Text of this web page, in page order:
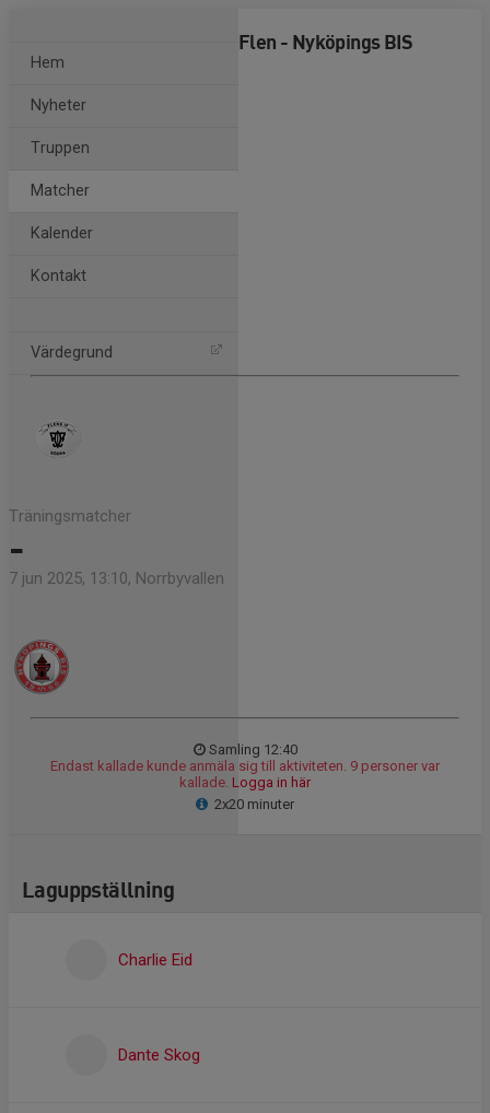
Hem
Nyheter
Truppen
Matcher
Kalender
Kontakt
Värdegrund
Flen - Nyköpings BIS
Träningsmatcher
-
7 jun 2025, 13:10, Norrbyvallen
Samling 12:40
Endast kallade kunde anmäla sig till aktiviteten. 9 personer var
kallade. Logga in här
2x20 minuter
Laguppställning
Charlie Eid
Dante Skog